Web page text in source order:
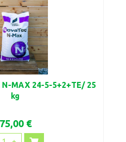
MAX 24-5-5+2+TE/ 25
kg
75,00 €